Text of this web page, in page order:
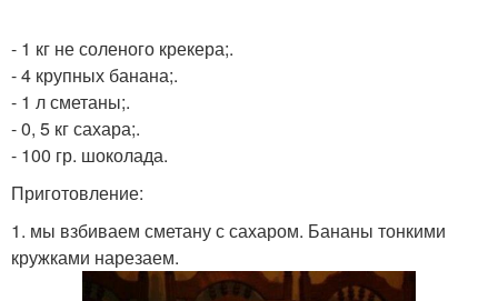
- 1 кг не соленого крекера;.
- 4 крупных банана;.
- 1 л сметаны;.
- 0, 5 кг сахара;.
- 100 гр. шоколада.
Приготовление:
1. мы взбиваем сметану с сахаром. Бананы тонкими
кружками нарезаем.